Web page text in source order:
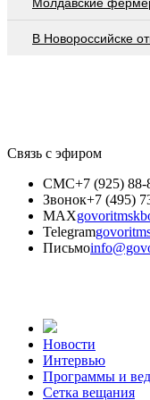
В Новороссийске
Связь с эфиром
СМС+7 (925) 88-
Звонок+7 (495)
MAX
Telegram
Письмо
Новости
Интервью
Программы и
Сетка вещания